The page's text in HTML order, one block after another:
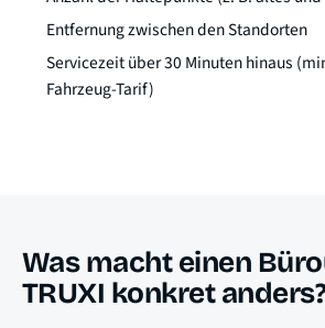
Entfernung zwischen den Standorten
Servicezeit über 30 Minuten hinaus
Fahrzeug-Tarif)
Was macht einen
TRUXI konkret